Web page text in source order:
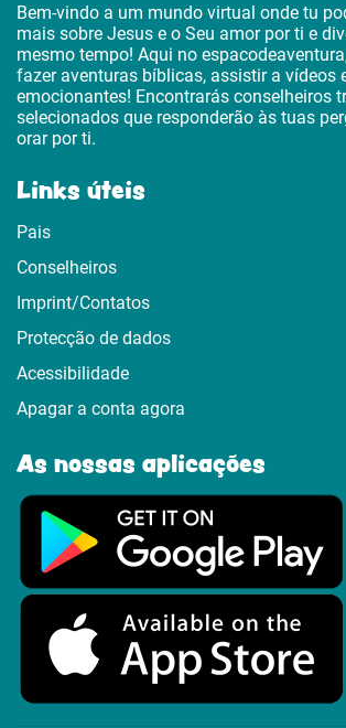
Bem-vindo a um mundo virtual onde tu
mais sobre Jesus e o Seu amor por ti e
mesmo tempo! Aqui no
fazer aventuras bíblicas, assistir a vídeos
emocionantes! Encontrarás conselheiros
selecionados que responderão às tuas
orar por ti.
Links úteis
Pais
Conselheiros
Imprint/Contatos
Protecção de dados
Acessibilidade
Apagar a conta agora
As nossas aplicações